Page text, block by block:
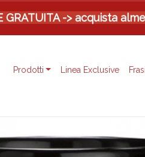
GRATUITA -> acquista
Prodotti Linea Exclusive